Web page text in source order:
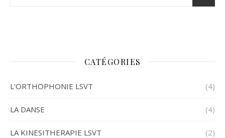
CATÉGORIES
L'ORTHOPHONIE LSVT (4)
LA DANSE (4)
LA KINESITHERAPIE LSVT (2)